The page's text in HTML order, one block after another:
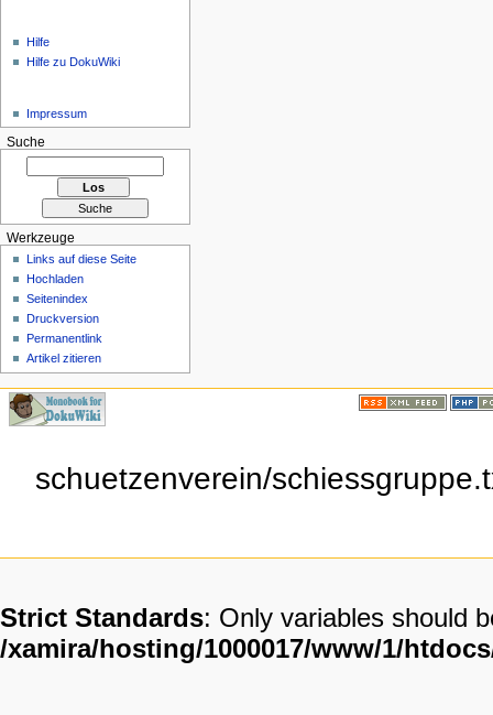
Hilfe
Hilfe zu DokuWiki
Impressum
Suche
Werkzeuge
Links auf diese Seite
Hochladen
Seitenindex
Druckversion
Permanentlink
Artikel zitieren
schuetzenverein/
Strict Standards: Only variables should
/xamira/hosting/1000017/www/1/